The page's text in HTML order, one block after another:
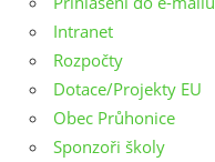
Intranet
Rozpočty
Dotace/Projekty EU
Obec Průhonice
Sponzoři školy